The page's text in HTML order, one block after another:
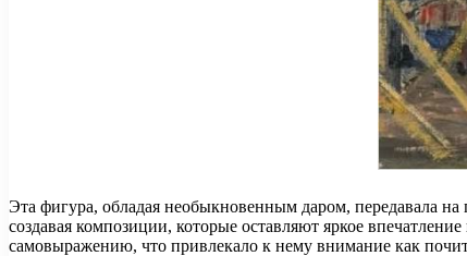
Эта фигура, обладая необыкновенным даром, передавала
создавая композиции, которые оставляют яркое
самовыражению, что привлекало к нему внимание как